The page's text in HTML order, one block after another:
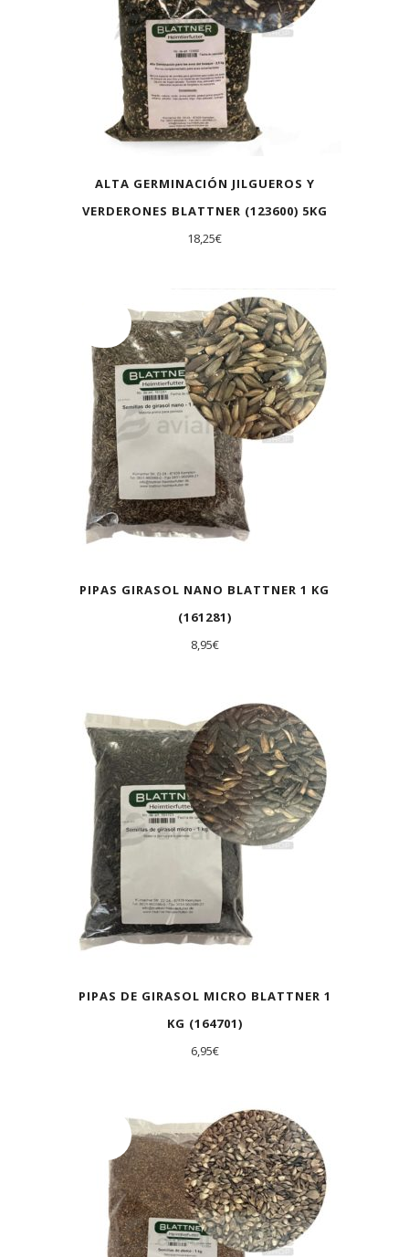
ALTA GERMINACIÓN JILGUEROS Y
VERDERONES BLATTNER (123600) 5KG
18,25€
AGOTADO
PIPAS GIRASOL NANO BLATTNER 1 KG
(161281)
8,95€
PIPAS DE GIRASOL MICRO BLATTNER 1
KG (164701)
6,95€
AGOTADO